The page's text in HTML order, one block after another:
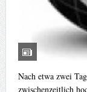
Nach etwa zwei
zwischenzeitlich